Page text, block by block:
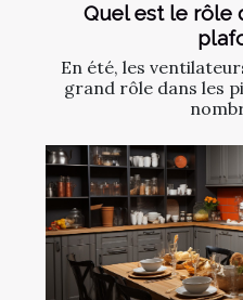
Quel est le rôle
En été, les
grand rôle dans les